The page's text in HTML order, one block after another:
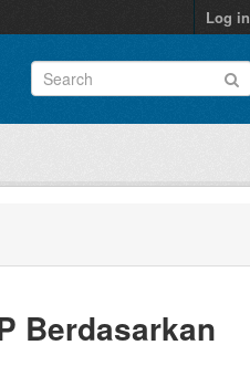
Log in
Berdasarkan